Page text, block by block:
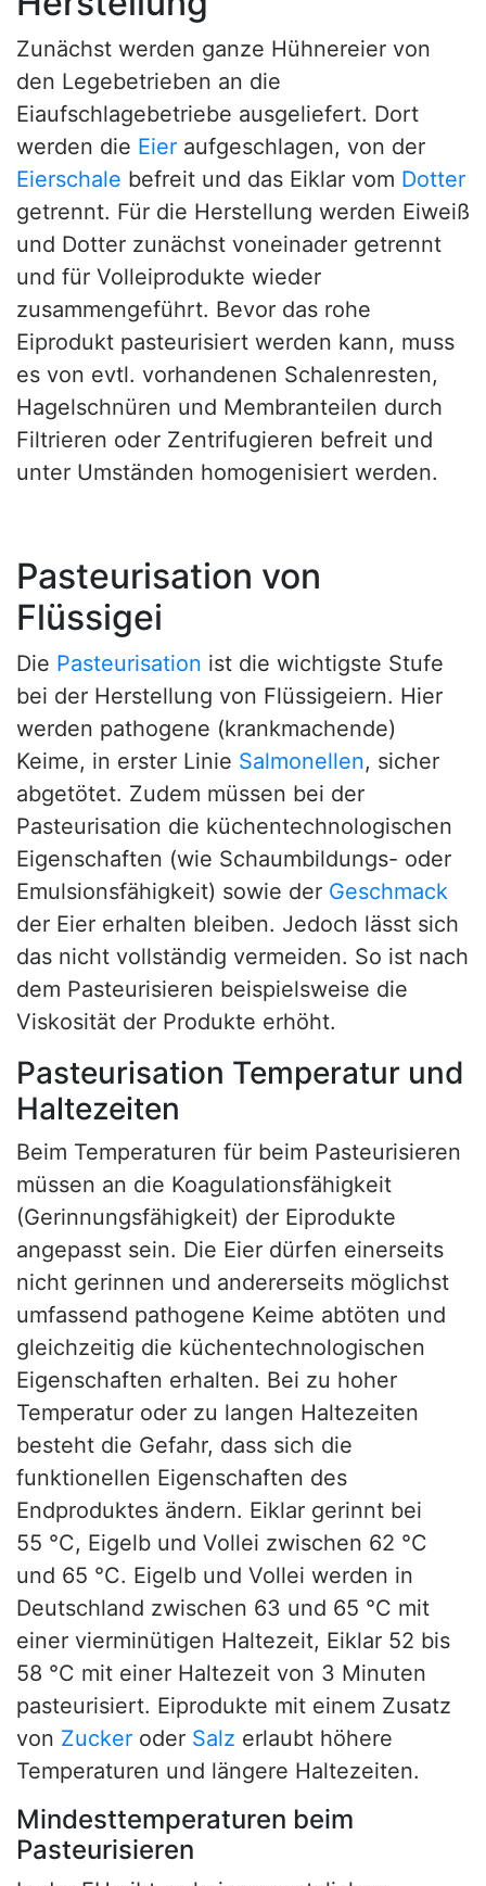
Zunächst werden ganze Hühnereier von
den Legebetrieben an die
Eiaufschlagebetriebe ausgeliefert. Dort
werden die Eier aufgeschlagen, von der
Eierschale befreit und das Eiklar vom Dotter
getrennt. Für die Herstellung werden Eiweiß
und Dotter zunächst voneinader getrennt
und für Volleiprodukte wieder
zusammengeführt. Bevor das rohe
Eiprodukt pasteurisiert werden kann, muss
es von evtl. vorhandenen Schalenresten,
Hagelschnüren und Membranteilen durch
Filtrieren oder Zentrifugieren befreit und
unter Umständen homogenisiert werden.
Pasteurisation von
Flüssigei
Die Pasteurisation ist die wichtigste Stufe
bei der Herstellung von Flüssigeiern. Hier
werden pathogene (krankmachende)
Keime, in erster Linie Salmonellen, sicher
abgetötet. Zudem müssen bei der
Pasteurisation die küchentechnologischen
Eigenschaften (wie Schaumbildungs- oder
Emulsionsfähigkeit) sowie der Geschmack
der Eier erhalten bleiben. Jedoch lässt sich
das nicht vollständig vermeiden. So ist nach
dem Pasteurisieren beispielsweise die
Viskosität der Produkte erhöht.
Pasteurisation Temperatur und
Haltezeiten
Beim Temperaturen für beim Pasteurisieren
müssen an die Koagulationsfähigkeit
(Gerinnungsfähigkeit) der Eiprodukte
angepasst sein. Die Eier dürfen einerseits
nicht gerinnen und andererseits möglichst
umfassend pathogene Keime abtöten und
gleichzeitig die küchentechnologischen
Eigenschaften erhalten. Bei zu hoher
Temperatur oder zu langen Haltezeiten
besteht die Gefahr, dass sich die
funktionellen Eigenschaften des
Endproduktes ändern. Eiklar gerinnt bei
55 °C, Eigelb und Vollei zwischen 62 °C
und 65 °C. Eigelb und Vollei werden in
Deutschland zwischen 63 und 65 °C mit
einer vierminütigen Haltezeit, Eiklar 52 bis
58 °C mit einer Haltezeit von 3 Minuten
pasteurisiert. Eiprodukte mit einem Zusatz
von Zucker oder Salz erlaubt höhere
Temperaturen und längere Haltezeiten.
Mindesttemperaturen beim
Pasteurisieren